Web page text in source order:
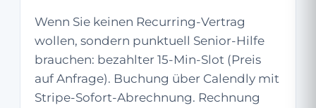
Wenn Sie keinen Recurring-Vertrag
wollen, sondern punktuell Senior-Hilfe
brauchen: bezahlter 15-Min-Slot (Preis
auf Anfrage). Buchung über Calendly mit
Stripe-Sofort-Abrechnung. Rechnung